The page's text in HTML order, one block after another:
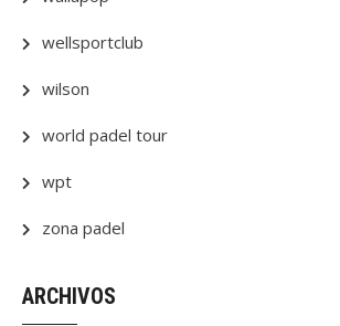
wellsportclub
wilson
world padel tour
wpt
zona padel
ARCHIVOS